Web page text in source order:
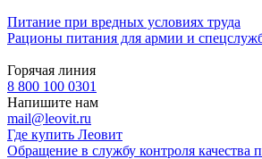
Питание при вредных условиях труда
Рационы питания для армии и
Горячая линия
8 800 100 0301
Напишите нам
mail@leovit.ru
Где купить Леовит
Обращение в службу контроля качества